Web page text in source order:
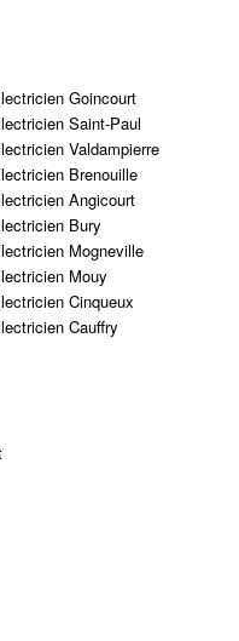
Goincourt
Saint-Paul
Valdampierre
Brenouille
Angicourt
Bury
Mogneville
Mouy
Cinqueux
Cauffry